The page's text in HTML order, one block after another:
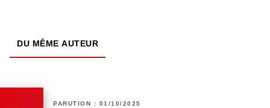
DU MÊME AUTEUR
PARUTION : 01/10/2025